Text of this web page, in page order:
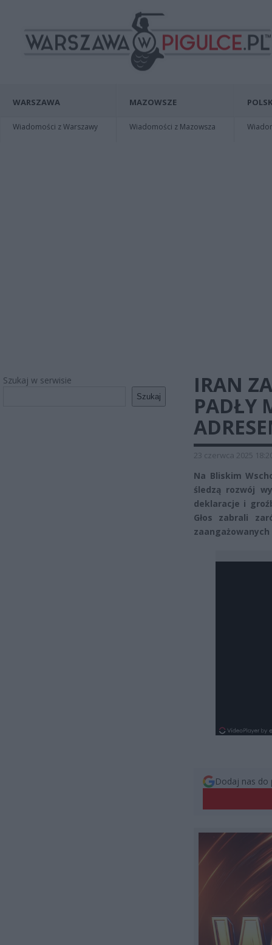
WARSZAWA
Wiadomości z Warszawy
MAZOWSZE
Wiadomości z Mazowsza
Szukaj w serwisie
Szukaj
IRAN
PADŁY
23 czerwca 2025
Na Bliskim
śledzą rozwój
deklaracje i
Głos zabrali
Dodaj nas do